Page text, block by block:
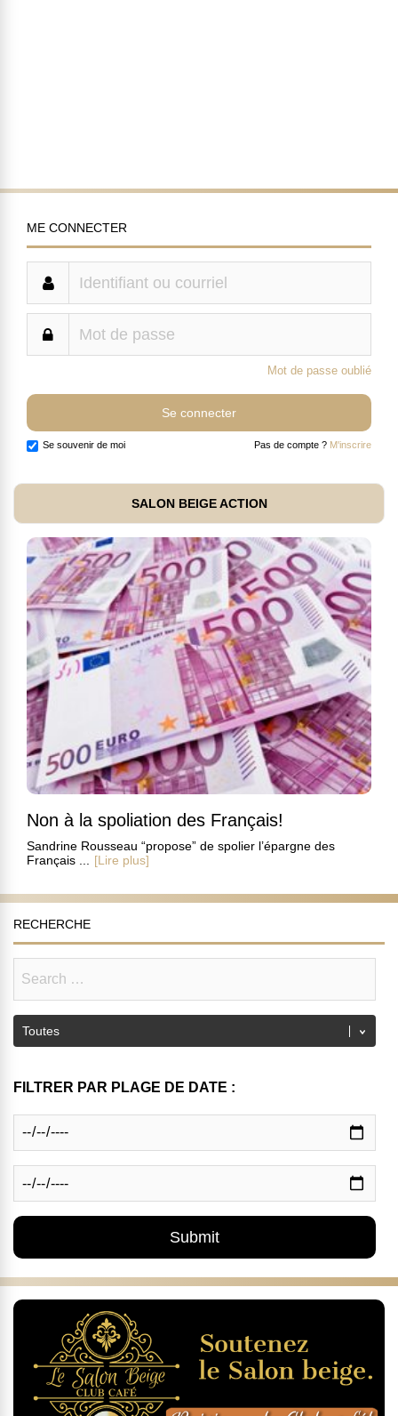
ME CONNECTER
Mot de passe oublié
Se souvenir de moi Pas de compte ? M'inscrire
SALON BEIGE ACTION
Non à la spoliation des Français!
Sandrine Rousseau “propose” de spolier l’épargne des
Français ...
[Lire plus]
RECHERCHE
FILTRER PAR PLAGE DE DATE :